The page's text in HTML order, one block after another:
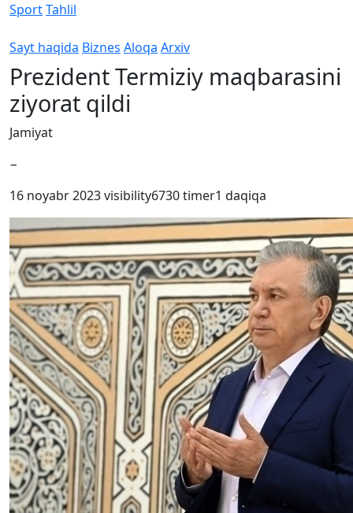
SportTahlil
Sayt haqida Biznes Aloqa Arxiv
Prezident Termiziy maqbarasini
ziyorat qildi
Jamiyat
−
16 noyabr 2023visibility6730timer1 daqiqa